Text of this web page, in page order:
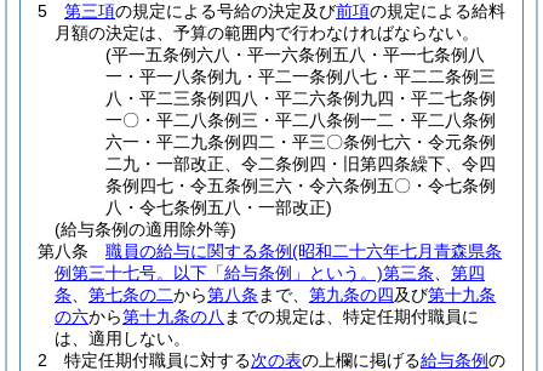
5
第三項の規定による号給の決定及び前項の規定による給料
月額の決定は、予算の範囲内で行わなければならない。
(平一五条例六八・平一六条例五八・平一七条例八
一・平一八条例九・平二一条例八七・平二二条例三
八・平二三条例四八・平二六条例九四・平二七条例
一〇・平二八条例三・平二八条例一二・平二八条例
六一・平二九条例四二・平三〇条例七六・令元条例
二九・一部改正、令二条例四・旧第四条繰下、令四
条例四七・令五条例三六・令六条例五〇・令七条例
八・令七条例五八・一部改正)
(給与条例の適用除外等)
第八条
職員の給与に関する条例(昭和二十六年七月青森県条
例第三十七号。以下「給与条例」という。)第三条
第四
条
第七条の二から第八条 まで、 第九条の四及び第十九条
の六から第十九条の八 までの規定は、特定任期付職員に
は、適用しない。
2
特定任期付職員に対する次の表の上欄に掲げる給与条例の